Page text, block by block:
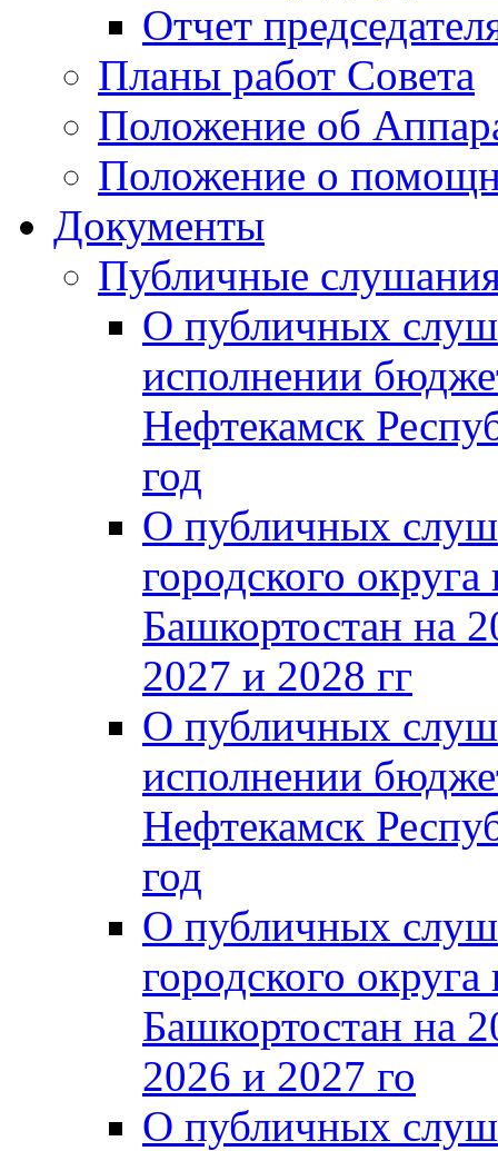
Отчет
Планы работ Совета
Положение об
Положение о
Документы
Публичные
О публичных
исполнении
Нефтекамск
год
О публичных
городского
Башкортостан на
2027 и 2028 гг
О публичных
исполнении
Нефтекамск
год
О публичных
городского
Башкортостан на
2026 и 2027 го
О публичных